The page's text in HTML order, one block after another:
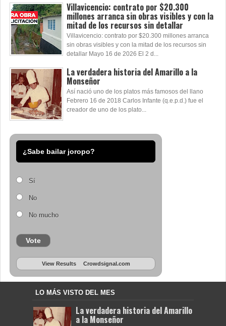
Villavicencio: contrato por $20.300
millones arranca sin obras visibles y con la
mitad de los recursos sin detallar
Villavicencio: contrato por $20.300 millones arranca
sin obras visibles y con la mitad de los recursos sin
detallar Mayo 16 de 2026 El 2 d...
La verdadera historia del Amarillo a la
Monseñor
Así nació uno de los platos más famosos del llano
Febrero 16 de 2018 Carlos Infante (q.e.p.d.) fue el
creador de uno de los plato...
¿Sabe bailar joropo?
Sí
No
No mucho
Vote
View Results Crowdsignal.com
LO MÁS VISTO DEL MES
La verdadera historia del Amarillo
a la Monseñor